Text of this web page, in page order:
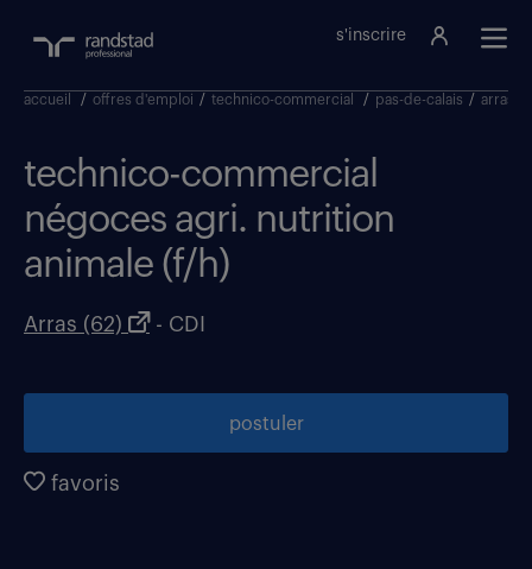
s'inscrire
accueil / offres d'emploi / technico-commercial / pas-de-calais / arras
technico-commercial
négoces agri. nutrition
animale (f/h)
Arras (62) - CDI
postuler
favoris